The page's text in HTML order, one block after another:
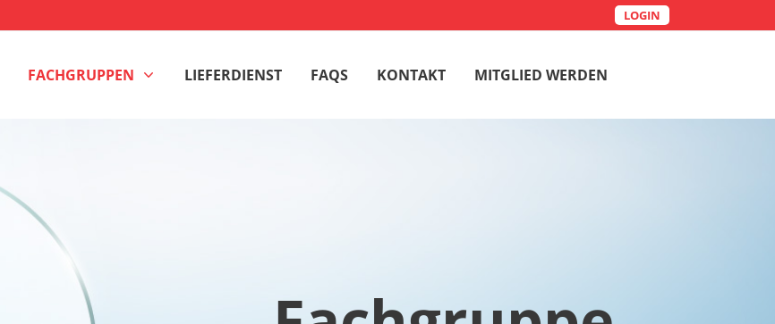
LOGIN
FACHGRUPPEN LIEFERDIENST FAQS KONTAKT MITGLIED WERDEN